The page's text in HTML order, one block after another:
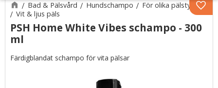
Bad & Pälsvård Hundschampo
För olika pälstyper
Vit & ljus päls
PSH Home White Vibes schampo - 300
ml
Färdigblandat schampo för vita pälsar